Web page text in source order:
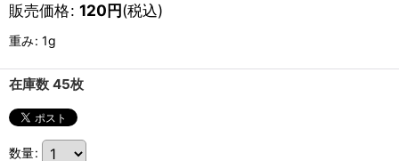
販売価格: 120円(税込)
重み: 1g
在庫数 45枚
数量: